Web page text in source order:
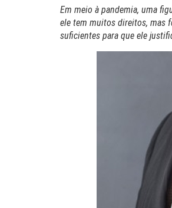
Em meio à pandemia, uma
ele tem muitos direitos, mas
suficientes para que ele